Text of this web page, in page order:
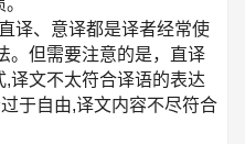
译、意译都是译者经常使
。但需要注意的是，直译
译文不太符合译语的表达
于自由,译文内容不尽符合